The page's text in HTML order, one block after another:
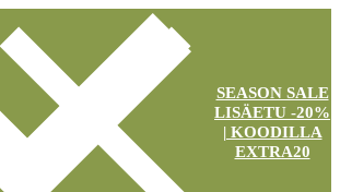
SEASON SALE
LISÄETU -20%
| KOODILLA
EXTRA20